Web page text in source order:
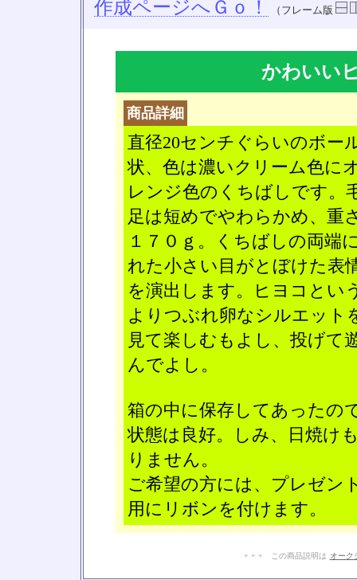
作成ページへＧｏ！ （フレーム版
かわいい
商品詳細
直径20センチぐらいのボー
状、色は濃いクリーム色に
レンジ色のくちばしです。
足は短めでやわらかめ、重
１７０ｇ。くちばしの両端
れた小さい目がとぼけた表
を演出します。ヒヨコとい
よりつぶれ卵なシルエット
見て楽しむもよし、投げて
んでよし。
箱の中に保存してあったの
状態は良好。しみ、日焼け
りません。
ご希望の方には、プレゼン
用にリボンを付けます。
+ + + この商品説明は オーク